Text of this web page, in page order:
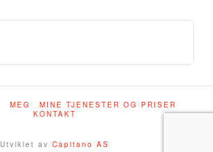
MEG
MINE TJENESTER OG PRISER
KONTAKT
Utviklet avCapitano AS